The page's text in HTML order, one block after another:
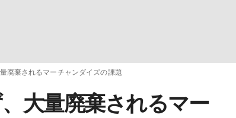
廃棄されるマーチャンダイズの課題
大量廃棄されるマー